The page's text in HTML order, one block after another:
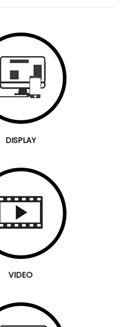
DISPLAY
VIDEO